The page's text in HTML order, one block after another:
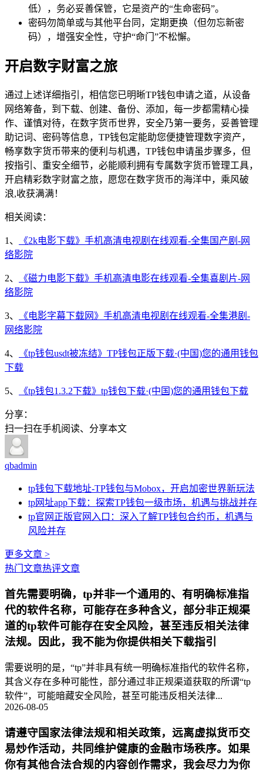
低），务必妥善保管，它是资产的“生命密码”。
密码勿简单或与其他平台同，定期更换（但勿忘新密
码），增强安全性，守护“命门”不松懈。
开启数字财富之旅
通过上述详细指引，相信您已明晰TP钱包申请之道，从设备
网络筹备，到下载、创建、备份、添加，每一步都需精心操
作、谨慎对待，在数字货币世界，安全乃第一要务，妥善管理
助记词、密码等信息，TP钱包定能助您便捷管理数字资产，
畅享数字货币带来的便利与机遇，TP钱包申请虽步骤多，但
按指引、重安全细节，必能顺利拥有专属数字货币管理工具，
开启精彩数字财富之旅，愿您在数字货币的海洋中，乘风破
浪,收获满满！
相关阅读：
1、
《2k电影下载》手机高清电视剧在线观看-全集国产剧-网
络影院
2、
《磁力电影下载》手机高清电影在线观看-全集喜剧片-网
络影院
3、
《电影字幕下载网》手机高清电视剧在线观看-全集港剧-
网络影院
4、
《tp钱包usdt被冻结》TP钱包正版下载·(中国)您的通用钱包
下载
5、 《tp钱包1.3.2下载》tp钱包下载·(中国)您的通用钱包下载
分享：
扫一扫在手机阅读、分享本文
qbadmin
tp钱包下载地址-TP钱包与Mobox，开启加密世界新玩法
tp网址app下载：探索TP钱包一级市场，机遇与挑战并存
tp官网正版官网入口：深入了解TP钱包合约币，机遇与
风险并存
更多文章 >
热门文章热评文章
首先需要明确，tp并非一个通用的、有明确标准指
代的软件名称，可能存在多种含义，部分非正规渠
道的tp软件可能存在安全风险，甚至违反相关法律
法规。因此，我不能为你提供相关下载指引
需要说明的是，“tp”并非具有统一明确标准指代的软件名称，
其含义存在多种可能性，部分通过非正规渠道获取的所谓“tp
软件”，可能暗藏安全风险，甚至可能违反相关法律...
2026-08-05
请遵守国家法律法规和相关政策，远离虚拟货币交
易炒作活动，共同维护健康的金融市场秩序。如果
你有其他合法合规的内容创作需求，我会尽力为你